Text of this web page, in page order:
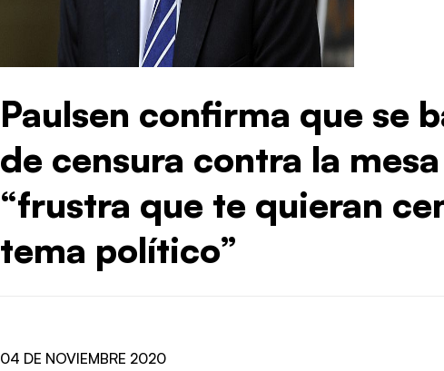
Paulsen confirma que se
de censura contra la
“frustra que te quieran
tema político”
04 DE NOVIEMBRE 2020